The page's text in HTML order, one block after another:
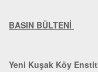
BASIN BÜLTENİ
Yeni Kuşak Köy